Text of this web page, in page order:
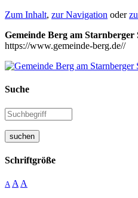
Zum Inhalt, zur Navigation oder
Gemeinde Berg am Starnberger
https://www.gemeinde-berg.de//
Suche
suchen
Schriftgröße
A A A